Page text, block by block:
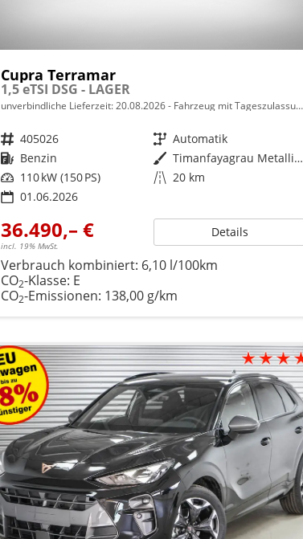
Cupra Terramar
1,5 eTSI DSG - LAGER
unverbindliche Lieferzeit:20.08.2026 Fahrzeug mit Tageszulassung
Fahrzeugnr. 405026 Getriebe Automatik
Kraftstoff Benzin Außenfarbe
Timanfayagrau Metallic (N7)
Leistung 110 kW (150 PS) Kilometerstand 20 km
01.06.2026
36.490,– €
incl. 19% MwSt.
Details
Verbrauch kombiniert: 6,10 l/100km
CO2-Klasse: E
CO2-Emissionen: 138,00 g/km